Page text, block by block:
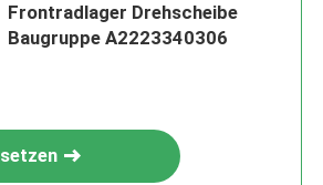
Frontradlager Drehscheibe
Baugruppe A2223340306